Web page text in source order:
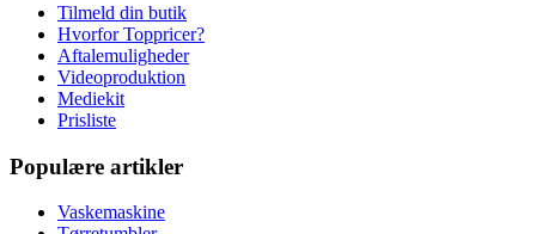
Tilmeld din butik
Hvorfor Toppricer?
Aftalemuligheder
Videoproduktion
Mediekit
Prisliste
Populære artikler
Vaskemaskine